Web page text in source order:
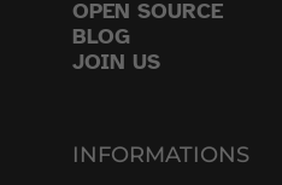
OPEN SOURCE
BLOG
JOIN US
INFORMATIONS